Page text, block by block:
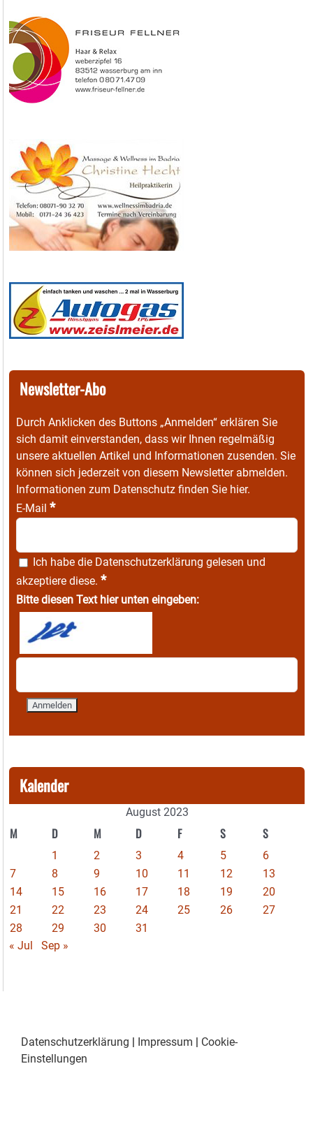
Newsletter-Abo
Durch Anklicken des Buttons „Anmelden“ erklären Sie
sich damit einverstanden, dass wir Ihnen regelmäßig
unsere aktuellen Artikel und Informationen zusenden. Sie
können sich jederzeit von diesem Newsletter abmelden.
Informationen zum Datenschutz finden Sie hier.
E-Mail *
Ich habe die Datenschutzerklärung gelesen und
akzeptiere diese. *
Bitte diesen Text hier unten eingeben:
Kalender
August 2023
M D M D F S S
1 2 3 4 5
6
7
8 9 10 11 12
13
14
15 16 17 18 19
20
21
22 23 24 25 26
27
28
29 30
31
« Jul
Sep »
Datenschutzerklärung | Impressum | Cookie-
Einstellungen